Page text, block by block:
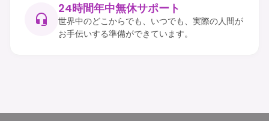
24時間年中無休サポート
世界中のどこからでも、いつでも、実際の人間が
お手伝いする準備ができています。